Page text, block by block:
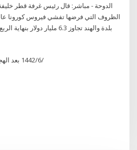
الدوحة - مباشر: قال رئيس غرفة قطر
الظروف التي فرضها تفشي فيروس كورونا
3‏‏/6‏‏/1442 بعد الهجرة 17‏‏/5‏‏/1442 بعد الهجرة